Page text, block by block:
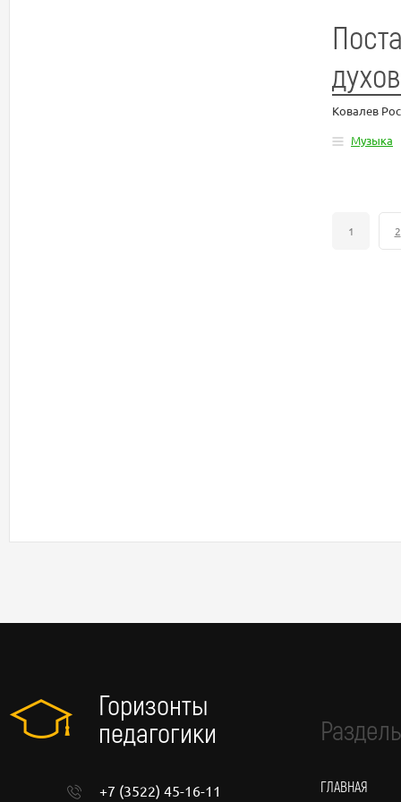
Ковалев
Музыка
1 2
Горизонты
педагогики
+7 (3522) 45-16-11
ГЛАВНАЯ